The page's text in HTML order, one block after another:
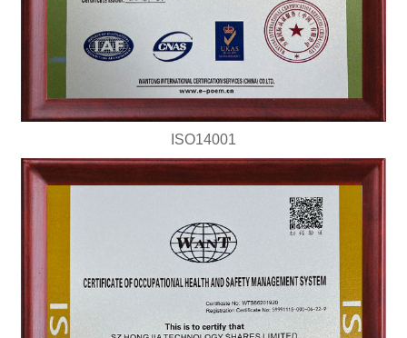
ISO14001